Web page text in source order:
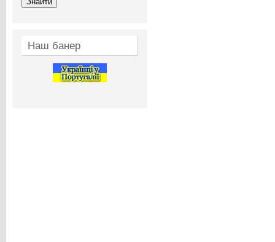
Наш банер